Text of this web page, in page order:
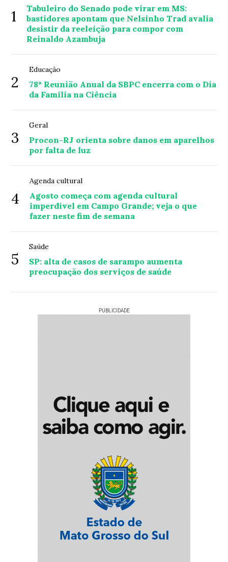
1
Tabuleiro do Senado pode virar em MS:
bastidores apontam que Nelsinho Trad avalia
desistir da reeleição para compor com
Reinaldo Azambuja
2
Educação
78ª Reunião Anual da SBPC encerra com o Dia
da Família na Ciência
3
Geral
Procon-RJ orienta sobre danos em aparelhos
por falta de luz
4
Agenda cultural
Agosto começa com agenda cultural
imperdível em Campo Grande; veja o que
fazer neste fim de semana
5
Saúde
SP: alta de casos de sarampo aumenta
preocupação dos serviços de saúde
PUBLICIDADE